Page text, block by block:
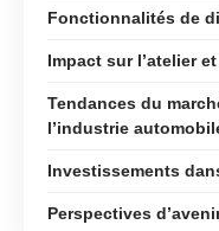
Fonctionnalités de
Impact sur l’atelier
Tendances du
l’industrie
Investissements
Perspectives